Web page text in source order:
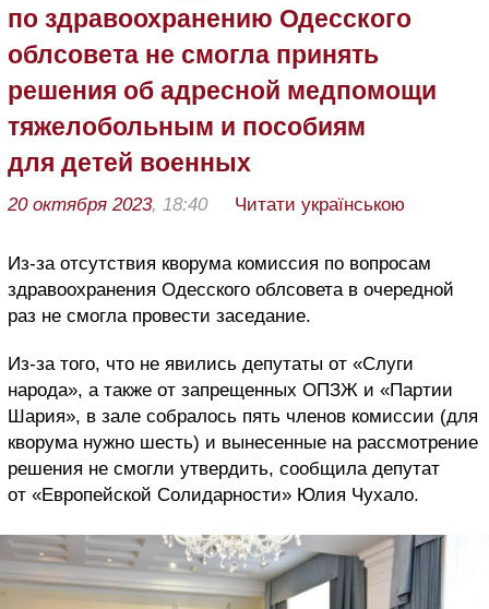
по здравоохранению Одесского
облсовета не смогла принять
решения об адресной медпомощи
тяжелобольным и пособиям
для детей военных
20 октября 2023, 18:40 Читати українською
Из-за отсутствия кворума комиссия по вопросам
здравоохранения Одесского облсовета в очередной
раз не смогла провести заседание.
Из-за того, что не явились депутаты от «Слуги
народа», а также от запрещенных ОПЗЖ и «Партии
Шария», в зале собралось пять членов комиссии (для
кворума нужно шесть) и вынесенные на рассмотрение
решения не смогли утвердить, сообщила депутат
от «Европейской Солидарности» Юлия Чухало.